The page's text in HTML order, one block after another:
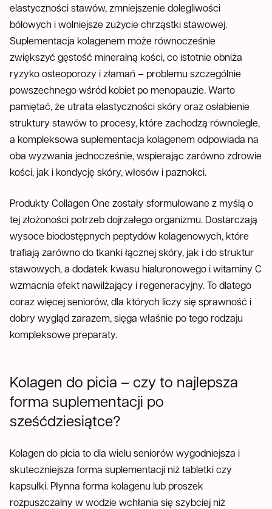
elastyczności stawów, zmniejszenie dolegliwości
bólowych i wolniejsze zużycie chrząstki stawowej.
Suplementacja kolagenem może równocześnie
zwiększyć gęstość mineralną kości, co istotnie obniża
ryzyko osteoporozy i złamań – problemu szczególnie
powszechnego wśród kobiet po menopauzie. Warto
pamiętać, że utrata elastyczności skóry oraz osłabienie
struktury stawów to procesy, które zachodzą równolegle,
a kompleksowa suplementacja kolagenem odpowiada na
oba wyzwania jednocześnie, wspierając zarówno zdrowie
kości, jak i kondycję skóry, włosów i paznokci.
Produkty Collagen One zostały sformułowane z myślą o
tej złożoności potrzeb dojrzałego organizmu. Dostarczają
wysoce biodostępnych peptydów kolagenowych, które
trafiają zarówno do tkanki łącznej skóry, jak i do struktur
stawowych, a dodatek kwasu hialuronowego i witaminy C
wzmacnia efekt nawilżający i regeneracyjny. To dlatego
coraz więcej seniorów, dla których liczy się sprawność i
dobry wygląd zarazem, sięga właśnie po tego rodzaju
kompleksowe preparaty.
Kolagen do picia – czy to najlepsza
forma suplementacji po
sześćdziesiątce?
Kolagen do picia to dla wielu seniorów wygodniejsza i
skuteczniejsza forma suplementacji niż tabletki czy
kapsułki. Płynna forma kolagenu lub proszek
rozpuszczalny w wodzie wchłania się szybciej niż